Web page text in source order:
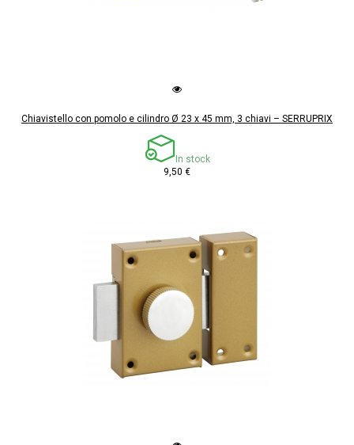
Chiavistello con pomolo e cilindro Ø 23 x 45 mm, 3 chiavi – SERRUPRIX
In stock
9,50 €